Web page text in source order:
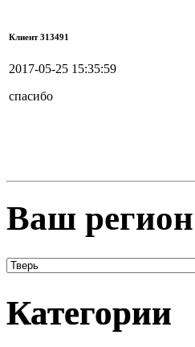
Клиент 313491
2017-05-25 15:35:59
спасибо
Ваш регион
Категории